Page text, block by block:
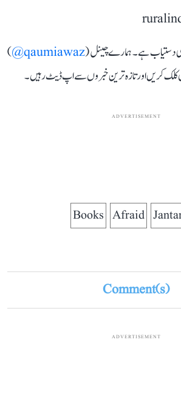
دستیاب ہے۔ ہمارے چینل (qaumiawaz@
)
کریں اور تازہ ترین خبروں سے اپ ڈیٹ رہیں۔
ADVERTISEMENT
Afraid
Books
Comment(s)
ADVERTISEMENT